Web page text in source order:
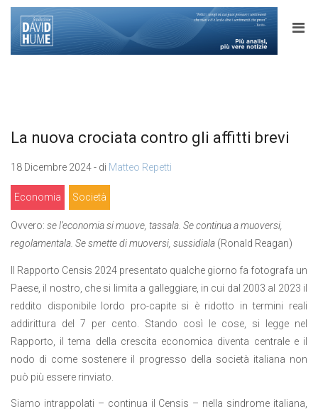
La nuova crociata contro gli affitti brevi
18 Dicembre 2024 - di Matteo Repetti
Economia Società
Ovvero: se l’economia si muove, tassala. Se continua a muoversi,
regolamentala. Se smette di muoversi, sussidiala (Ronald Reagan)
Il Rapporto Censis 2024 presentato qualche giorno fa fotografa un
Paese, il nostro, che si limita a galleggiare, in cui dal 2003 al 2023 il
reddito disponibile lordo pro-capite si è ridotto in termini reali
addirittura del 7 per cento. Stando così le cose, si legge nel
Rapporto, il tema della crescita economica diventa centrale e il
nodo di come sostenere il progresso della società italiana non
può più essere rinviato.
Siamo intrappolati – continua il Censis – nella sindrome italiana,